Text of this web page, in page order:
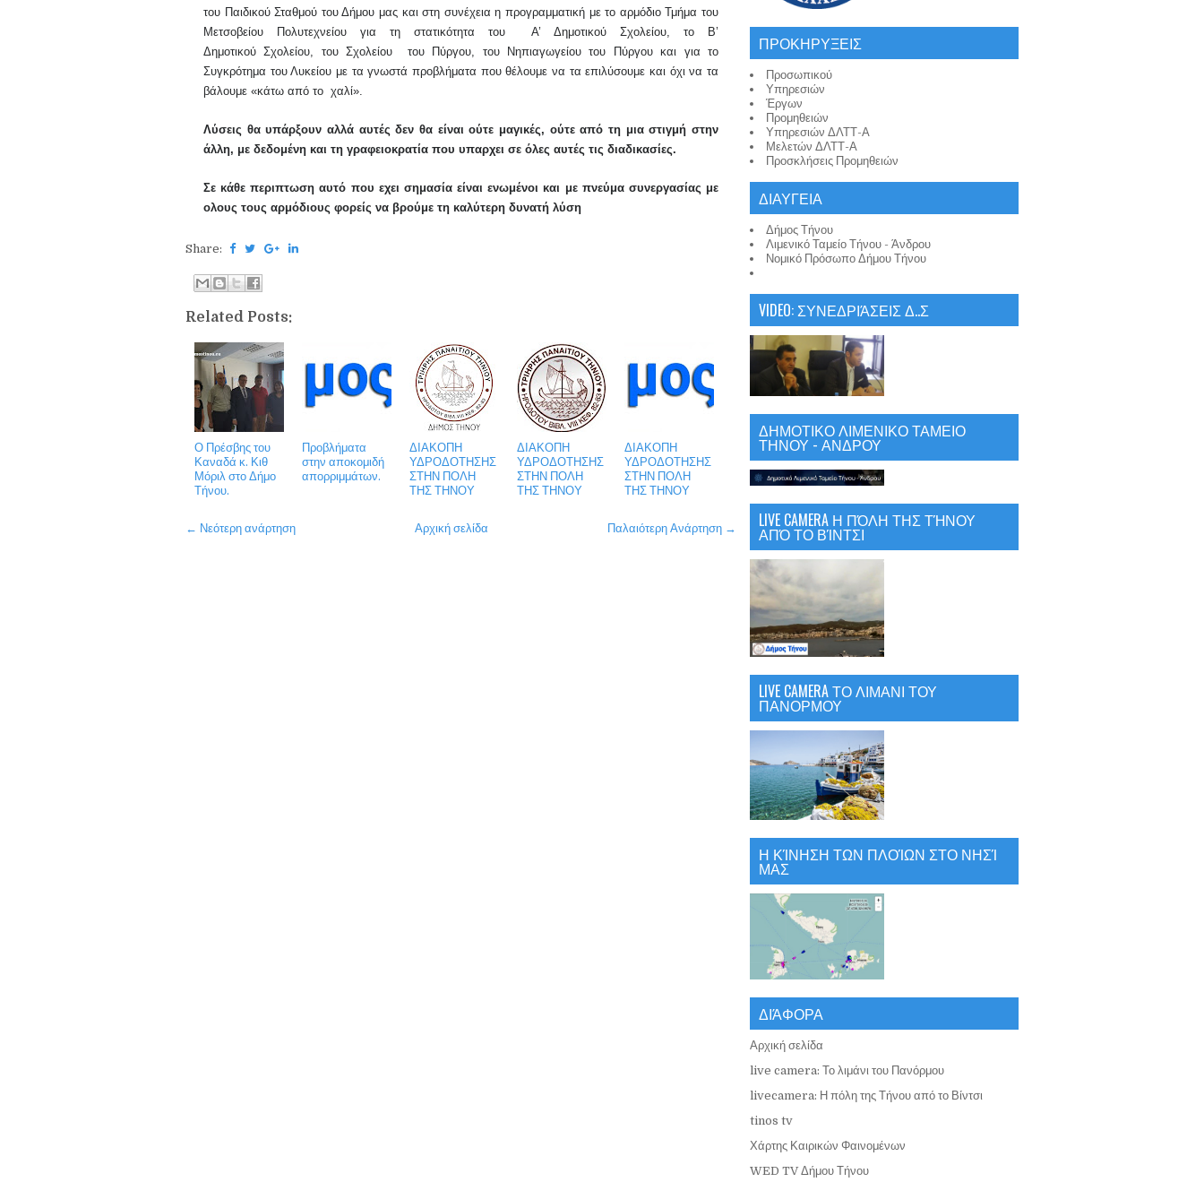
του Παιδικού Σταθμού του Δήμου μας και στη συνέχεια η προγραμματική με το αρμόδιο Τμήμα του
Μετσοβείου Πολυτεχνείου για τη στατικότητα τουΑ’ Δημοτικού Σχολείου, το Β’
Δημοτικού Σχολείου, του Σχολείου του Πύργου, τουΝηπιαγωγείου του Πύργου και για το
Συγκρότημα του Λυκείου με τα γνωστά προβλήματα που θέλουμε να τα επιλύσουμε και όχι να τα
βάλουμε «κάτω από το χαλί».
Λύσεις θα υπάρξουν αλλά αυτές δεν θα είναι ούτε μαγικές, ούτε από τη μια στιγμή στην
άλλη, με δεδομένη και τη γραφειοκρατία που υπαρχει σε όλες αυτές τις διαδικασίες.
Σε κάθε περιπτωση αυτό που εχει σημασία είναι ενωμένοι και με πνεύμα συνεργασίας με
ολους τους αρμόδιους φορείς να βρούμε τη καλύτερη δυνατή λύση
Share:
Related Posts:
Ο Πρέσβης του
Καναδά κ. Κιθ
Μόριλ στο Δήμο
Τήνου.
Προβλήματα
στην αποκομιδή
απορριμμάτων.
ΔΙΑΚΟΠΗ
ΥΔΡΟΔΟΤΗΣΗΣ
ΣΤΗΝ ΠΟΛΗ
ΤΗΣ ΤΗΝΟΥ
ΔΙΑΚΟΠΗ
ΥΔΡΟΔΟΤΗΣΗΣ
ΣΤΗΝ ΠΟΛΗ
ΤΗΣ ΤΗΝΟΥ
ΔΙΑΚΟΠΗ
ΥΔΡΟΔΟΤΗΣΗΣ
ΣΤΗΝ ΠΟΛΗ
ΤΗΣ ΤΗΝΟΥ
← Νεότερη ανάρτηση Παλαιότερη Ανάρτηση →
Αρχική σελίδα
ΠΡΟΚΗΡΥΞΕΙΣ
Προσωπικού
Υπηρεσιών
Έργων
Προμηθειών
Υπηρεσιών ΔΛΤΤ-Α
Μελετών ΔΛΤΤ-Α
Προσκλήσεις Προμηθειών
ΔΙΑΥΓΕΙΑ
Δήμος Τήνου
Λιμενικό Ταμείο Τήνου - Άνδρου
Νομικό Πρόσωπο Δήμου Τήνου
VIDEO: ΣΥΝΕΔΡΙΆΣΕΙΣ Δ..Σ
ΔΗΜΟΤΙΚΟ ΛΙΜΕΝΙΚΟ ΤΑΜΕΙΟ
ΤΗΝΟΥ - ΑΝΔΡΟΥ
LIVE CAMERA Η ΠΌΛΗ ΤΗΣ ΤΉΝΟΥ
ΑΠΌ ΤΟ ΒΊΝΤΣΙ
LIVE CAMERA ΤΟ ΛΙΜΑΝΙ ΤΟΥ
ΠΑΝΟΡΜΟΥ
Η ΚΊΝΗΣΗ ΤΩΝ ΠΛΟΊΩΝ ΣΤΟ ΝΗΣΊ
ΜΑΣ
ΔΙΆΦΟΡΑ
Αρχική σελίδα
live camera: Το λιμάνι του Πανόρμου
livecamera: Η πόλη της Τήνου από το Βίντσι
tinos tv
Χάρτης Καιρικών Φαινομένων
WED TV Δήμου Τήνου